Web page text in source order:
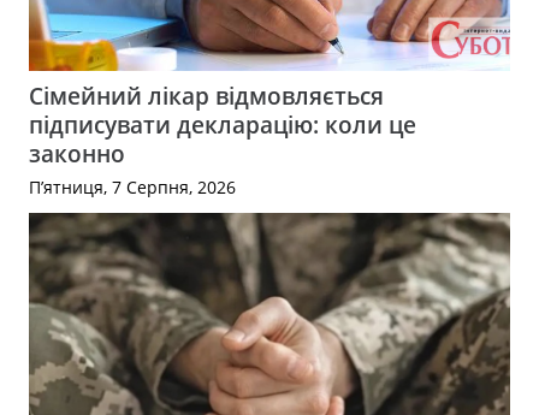
Сімейний лікар відмовляється
підписувати декларацію: коли це
законно
П’ятниця, 7 Серпня, 2026